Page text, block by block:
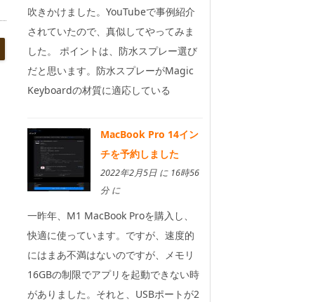
吹きかけました。YouTubeで事例紹介
されていたので、真似してやってみま
した。 ポイントは、防水スプレー選び
だと思います。防水スプレーがMagic
Keyboardの材質に適応している
MacBook Pro 14イン
チを予約しました
2022年2月5日 に 16時56
分 に
一昨年、M1 MacBook Proを購入し、
快適に使っています。ですが、速度的
にはまあ不満はないのですが、メモリ
16GBの制限でアプリを起動できない時
がありました。それと、USBポートが2